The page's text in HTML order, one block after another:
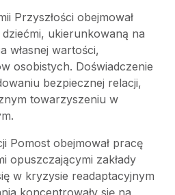
Przyszłości obejmował
ukierunkowaną na
własnej wartości,
osobistych. Doświadczenie
bezpiecznej relacji,
towarzyszeniu w
Pomost obejmował pracę
opuszczającymi zakłady
w kryzysie readaptacyjnym
koncentrowały się na